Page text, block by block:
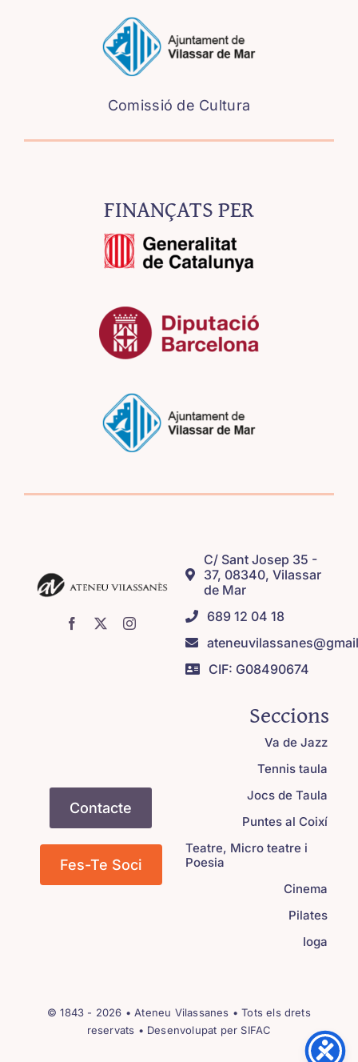
Comissió de Cultura
FINANÇATS PER
C/ Sant Josep 35 -
37, 08340, Vilassar
de Mar
689 12 04 18
CIF: G08490674
Contacte
Fes-Te Soci
Seccions
Va de Jazz
Tennis taula
Jocs de Taula
Puntes al Coixí
Teatre, Micro teatre i
Poesia
Cinema
Pilates
Ioga
© 1843 - 2026 •Ateneu Vilassanes • Tots els drets
reservats • Desenvolupat per SIFAC